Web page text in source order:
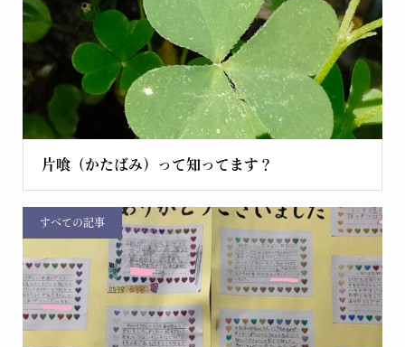
片喰（かたばみ）って知ってます？
すべての記事